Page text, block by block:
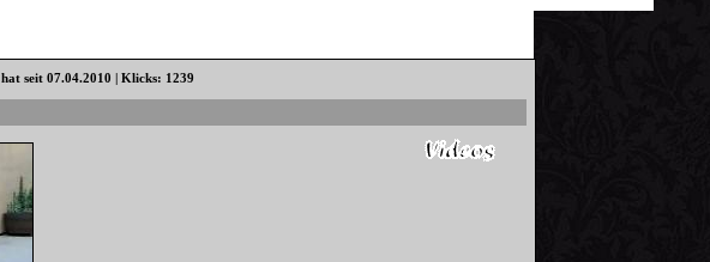
hat seit 07.04.2010 | Klicks: 1239